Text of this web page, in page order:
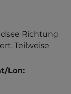
Richtung
Teilweise
Lon: